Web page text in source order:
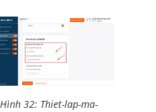
Hình 32: Thiet-lap-ma-